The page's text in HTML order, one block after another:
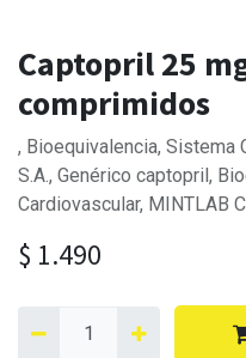
Captopril 25
comprimidos
, Bioequivalencia, Sistema
S.A., Genérico captopril,
Cardiovascular, MINTLAB
$ 1.490